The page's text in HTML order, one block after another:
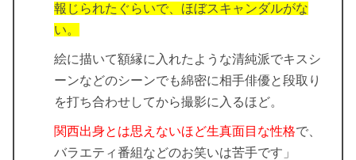
報じられたぐらいで、ほぼスキャンダルがな
い。
絵に描いて額縁に入れたような清純派でキスシ
ーンなどのシーンでも綿密に相手俳優と段取り
を打ち合わせしてから撮影に入るほど。
関西出身とは思えないほど生真面目な性格で、
バラエティ番組などのお笑いは苦手です」